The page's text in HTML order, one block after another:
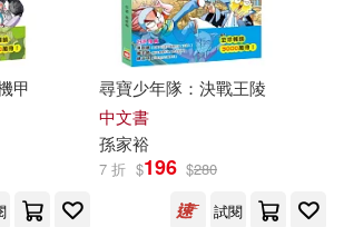
甲
尋寶少年隊：決戰王陵
中文書
孫家裕
7 折 $196 $280
試閱